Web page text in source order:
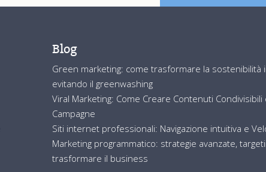
Blog
Green marketing: come trasformare la sostenibilità
evitando il greenwashing
Viral Marketing: Come Creare Contenuti
Campagne
Siti internet professionali: Navigazione intuitiva e
Marketing programmatico: strategie avanzate,
trasformare il business